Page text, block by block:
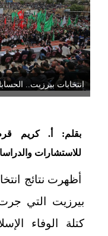
انتخابات بيرزيت..
بقلم: أ. كريم
للاستشارات
أظهرت نتائج
كتلة الوفاء